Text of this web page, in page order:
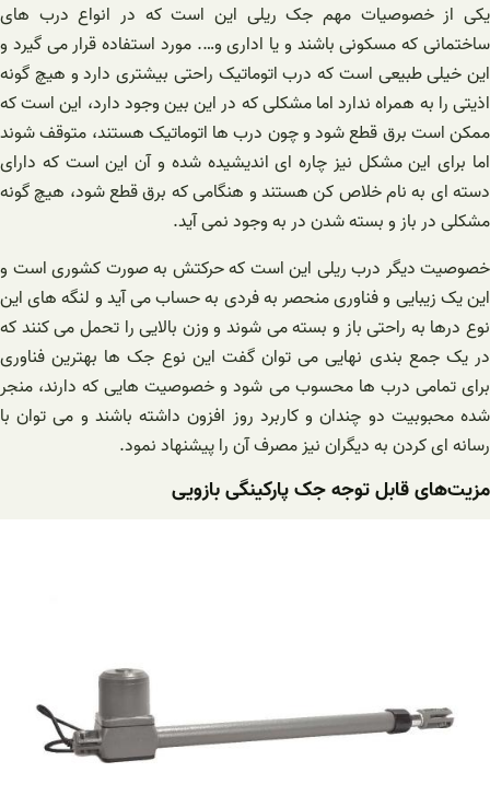
یکی از خصوصیات مهم جک ریلی این است که در انواع درب های
ساختمانی که مسکونی باشند و یا اداری و…. مورد استفاده قرار می گیرد و
این خیلی طبیعی است که درب اتوماتیک راحتی بیشتری دارد و هیچ گونه
اذیتی را به همراه ندارد اما مشکلی که در این بین وجود دارد، این است که
ممکن است برق قطع شود و چون درب ها اتوماتیک هستند، متوقف شوند
اما برای این مشکل نیز چاره ای اندیشیده شده و آن این است که دارای
دسته ای به نام خلاص کن هستند و هنگامی که برق قطع شود، هیچ گونه
مشکلی در باز و بسته شدن در به وجود نمی آید.
خصوصیت دیگر درب ریلی این است که حرکتش به صورت کشوری است و
این یک زیبایی و فناوری منحصر به فردی به حساب می آید و لنگه های این
نوع درها به راحتی باز و بسته می شوند و وزن بالایی را تحمل می کنند که
در یک جمع بندی نهایی می توان گفت این نوع جک ها بهترین فناوری
برای تمامی درب ها محسوب می شود و خصوصیت هایی که دارند، منجر
شده محبوبیت دو چندان و کاربرد روز افزون داشته باشند و می توان با
رسانه ای کردن به دیگران نیز مصرف آن را پیشنهاد نمود.
مزیت‌های قابل توجه جک پارکینگی بازویی